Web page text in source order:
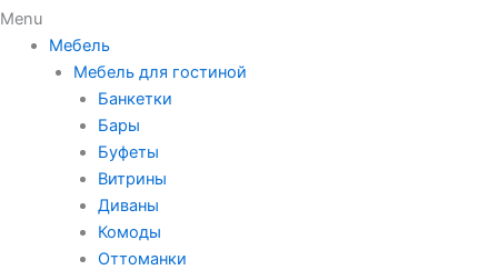
Menu
Мебель
Мебель для гостиной
Банкетки
Бары
Буфеты
Витрины
Диваны
Комоды
Оттоманки